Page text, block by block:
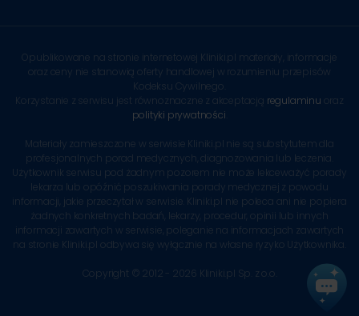
Opublikowane na stronie internetowej Kliniki.pl materiały, informacje
oraz ceny nie stanowią oferty handlowej w rozumieniu przepisów
Kodeksu Cywilnego.
Korzystanie z serwisu jest równoznaczne z akceptacją regulaminu oraz
polityki prywatności
Materiały zamieszczone w serwisie Kliniki.pl nie są substytutem dla
profesjonalnych porad medycznych, diagnozowania lub leczenia.
Użytkownik serwisu pod żadnym pozorem nie może lekceważyć porady
lekarza lub opóźnić poszukiwania porady medycznej z powodu
informacji, jakie przeczytał w serwisie. Kliniki.pl nie poleca ani nie popiera
żadnych konkretnych badań, lekarzy, procedur, opinii lub innych
informacji zawartych w serwisie, poleganie na informacjach zawartych
na stronie Kliniki.pl odbywa się wyłącznie na własne ryzyko Użytkownika.
Copyright © 2012 - 2026 Kliniki.pl Sp. z o.o.